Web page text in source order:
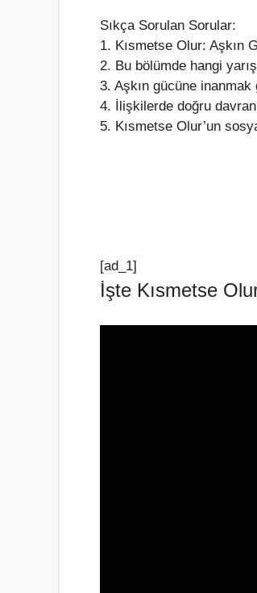
Sıkça Sorulan Sorular:
1. Kısmetse Olur: Aşkın
2. Bu bölümde hangi
3. Aşkın gücüne
4. İlişkilerde doğru
5. Kısmetse Olur’un
[ad_1]
İşte Kısmetse